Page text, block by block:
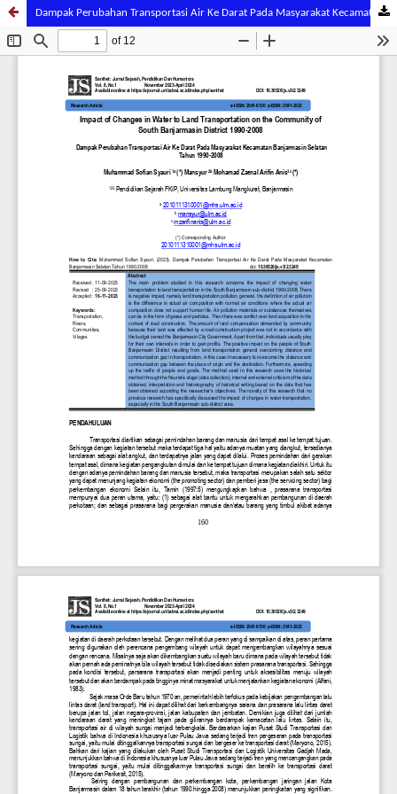
Dampak Perubahan Transportasi Air Ke Darat Pada Masyarakat Kecamatan Banjarmasin Selatan Tahun 1990-2008